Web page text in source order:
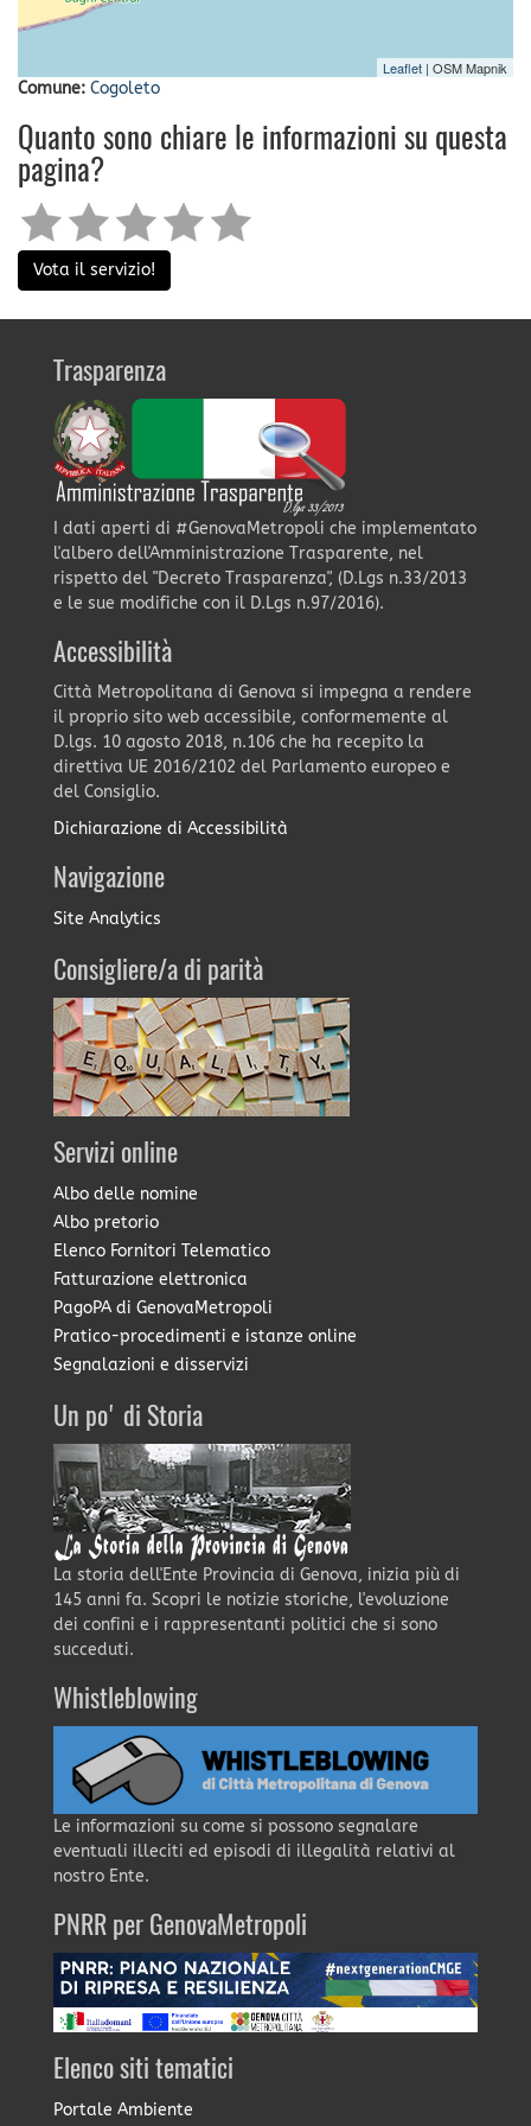
Leaflet | OSM Mapnik
Comune: Cogoleto
Quanto sono chiare le informazioni su questa
pagina?
Vota il servizio!
Trasparenza
I dati aperti di #GenovaMetropoli che implementato
l'albero dell'Amministrazione Trasparente, nel
rispetto del "Decreto Trasparenza", (D.Lgs n.33/2013
e le sue modifiche con il D.Lgs n.97/2016).
Accessibilità
Città Metropolitana di Genova si impegna a rendere
il proprio sito web accessibile, conformemente al
D.lgs. 10 agosto 2018, n.106 che ha recepito la
direttiva UE 2016/2102 del Parlamento europeo e
del Consiglio.
Dichiarazione di Accessibilità
Navigazione
Site Analytics
Consigliere/a di parità
Servizi online
Albo delle nomine
Albo pretorio
Elenco Fornitori Telematico
Fatturazione elettronica
PagoPA di GenovaMetropoli
Pratico-procedimenti e istanze online
Segnalazioni e disservizi
Un po' di Storia
La storia dell'Ente Provincia di Genova, inizia più di
145 anni fa. Scopri le notizie storiche, l'evoluzione
dei confini e i rappresentanti politici che si sono
succeduti.
Whistleblowing
Le informazioni su come si possono segnalare
eventuali illeciti ed episodi di illegalità relativi al
nostro Ente.
PNRR per GenovaMetropoli
Elenco siti tematici
Portale Ambiente